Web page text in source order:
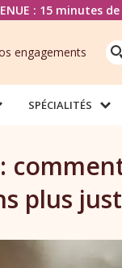
: 15 minutes
engagements
SPÉCIALITÉS
plus